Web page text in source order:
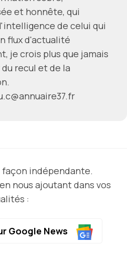
et honnête, qui
de celui qui
flux d'actualité
je crois plus que jamais
du recul et de la
indépendante.
nous ajoutant dans vos
:
Google News